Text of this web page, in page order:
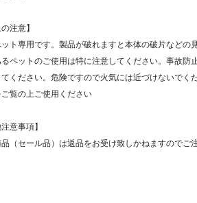
注意】
ト専用です。製品が破れますと本体の破片などの
るペットのご使用は特に注意してください。事故防
てください。危険ですので火気には近づけないでく
覧の上ご使用ください
注意事項】
品（セール品）は返品をお受け致しかねますのでご